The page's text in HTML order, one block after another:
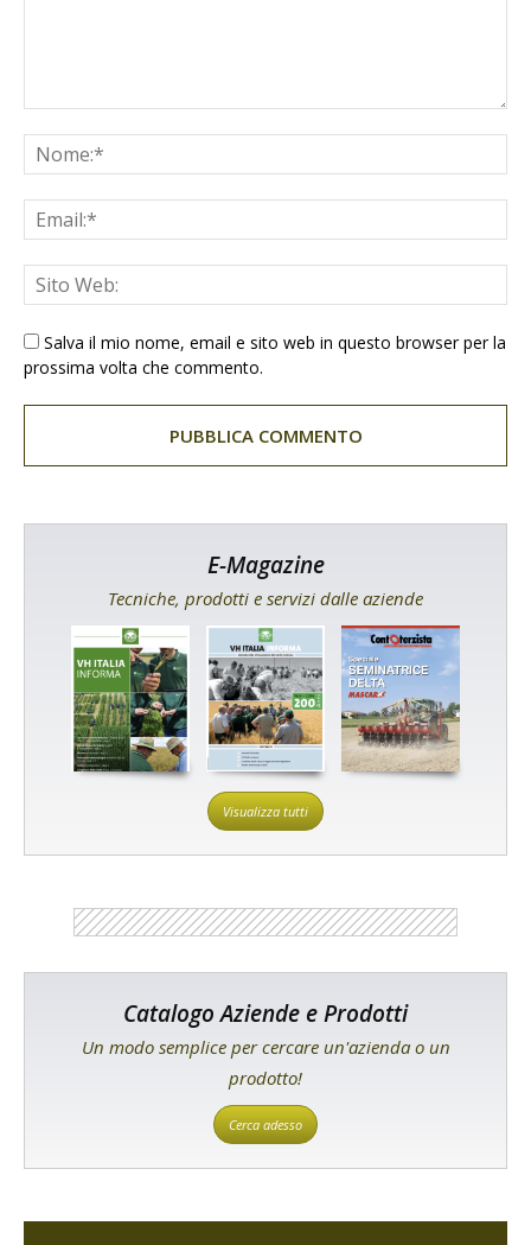
Salva il mio nome, email e sito web in questo browser per la
prossima volta che commento.
E-Magazine
Tecniche, prodotti e servizi dalle aziende
Visualizza tutti
Catalogo Aziende e Prodotti
Un modo semplice per cercare un'azienda o un
prodotto!
Cerca adesso